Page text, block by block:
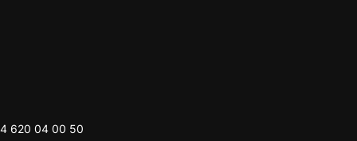
620 04 00 50